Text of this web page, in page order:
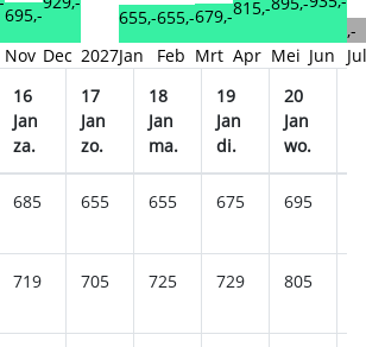
695,-
Nov Dec 2027
655,-
Jan
655,-
Feb
679,-
Mrt
815,-
Apr Mei Jun
,-
Jul
16
Jan
za.
17
Jan
zo.
18
Jan
ma.
19
Jan
di.
20
Jan
wo.
685 655 655 675 695
719 705 725 729 805